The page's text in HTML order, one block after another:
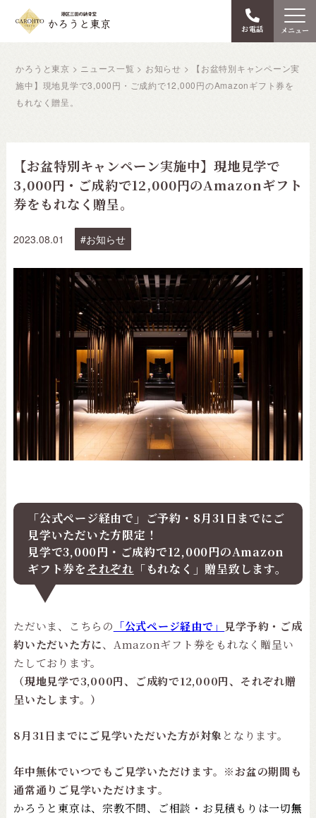
お電話 メニュー
かろうと東京 > ニュース一覧 > お知らせ >
【お盆特別キャンペーン実
施中】現地見学で3,000円・ご成約で12,000円のAmazonギフト券を
もれなく贈呈。
【お盆特別キャンペーン実施中】現地見学で
3,000円・ご成約で12,000円のAmazonギフト
券をもれなく贈呈。
2023.08.01 お知らせ
「公式ページ経由で」ご予約・8月31日までにご
見学いただいた方限定！
見学で3,000円・ご成約で12,000円のAmazon
ギフト券をそれぞれ 「もれなく」贈呈致します。
ただいま、こちらの 「公式ページ経由で」
見学予約・ご成
約いただいた方に、Amazonギフト券をもれなく贈呈い
たしております。
（現地見学で3,000円、ご成約で12,000円、それぞれ贈
呈いたします。）
8月31日までにご見学いただいた方が対象となります。
年中無休でいつでもご見学いただけます。※お盆の期間も
通常通りご見学いただけます。
かろうと東京は、宗教不問、ご相談・お見積もりは一切無